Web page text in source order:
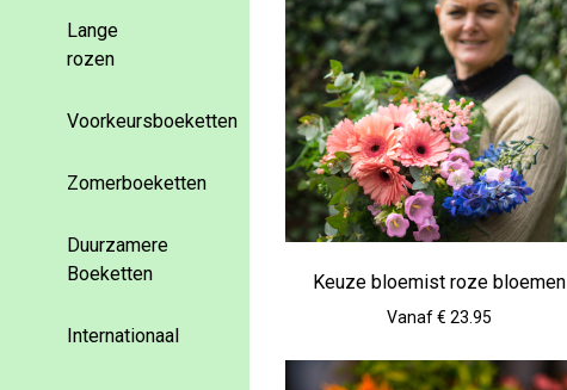
Lange
rozen
Voorkeursboeketten
Zomerboeketten
Duurzamere
Boeketten
Internationaal
Keuze bloemist roze bloemen
Vanaf € 23.95